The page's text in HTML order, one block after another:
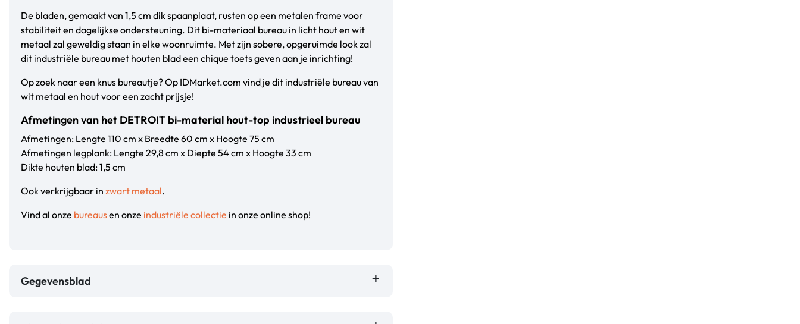
De bladen, gemaakt van 1,5 cm dik spaanplaat, rusten op een metalen frame voor
stabiliteit en dagelijkse ondersteuning. Dit bi-materiaal bureau in licht hout en wit
metaal zal geweldig staan in elke woonruimte. Met zijn sobere, opgeruimde look zal
dit industriële bureau met houten blad een chique toets geven aan je inrichting!
Op zoek naar een knus bureautje? Op IDMarket.com vind je dit industriële bureau van
wit metaal en hout voor een zacht prijsje!
Afmetingen van het DETROIT bi-material hout-top industrieel bureau
Afmetingen: Lengte 110 cm x Breedte 60 cm x Hoogte 75 cm
Afmetingen legplank: Lengte 29,8 cm x Diepte 54 cm x Hoogte 33 cm
Dikte houten blad: 1,5 cm
Ook verkrijgbaar in zwart metaal.
Vind al onze bureausen onze industriële collectie in onze online shop!
Gegevensblad